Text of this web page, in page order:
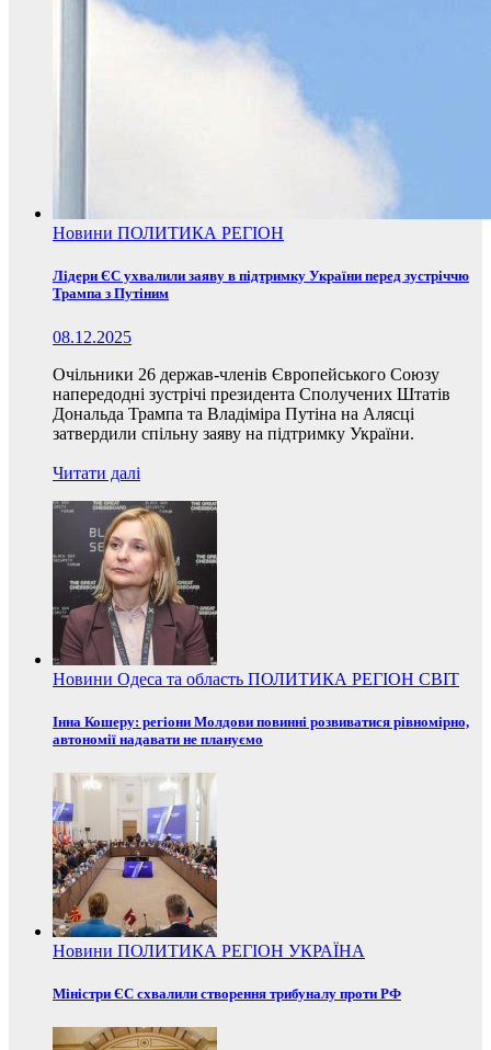
Новини ПОЛИТИКА РЕГІОН
Лідери ЄС ухвалили заяву в підтримку України перед зустріччю
Трампа з Путіним
08.12.2025
Очільники 26 держав-членів Європейського Союзу
напередодні зустрічі президента Сполучених Штатів
Дональда Трампа та Владіміра Путіна на Алясці
затвердили спільну заяву на підтримку України.
Читати далі
Новини Одеса та область ПОЛИТИКА РЕГІОН СВІТ
Інна Кошеру: регіони Молдови повинні розвиватися рівномірно,
автономії надавати не плануємо
Новини ПОЛИТИКА РЕГІОН УКРАЇНА
Міністри ЄС схвалили створення трибуналу проти РФ